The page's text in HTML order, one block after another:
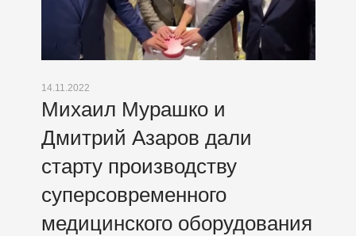
14.11.2022
Михаил Мурашко и
Дмитрий Азаров дали
старту производству
суперсовременного
медицинского оборудования